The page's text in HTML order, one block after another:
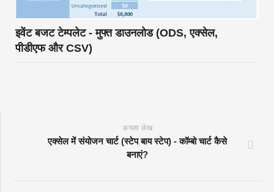
इवेंट बजट टेम्पलेट - मुफ्त डाउनलोड (ODS, एक्सेल,
पीडीएफ और CSV)
अगला लेख
एक्सेल में संयोजन चार्ट (स्टेप बाय स्टेप) - कॉम्बो चार्ट कैसे
बनाएं?